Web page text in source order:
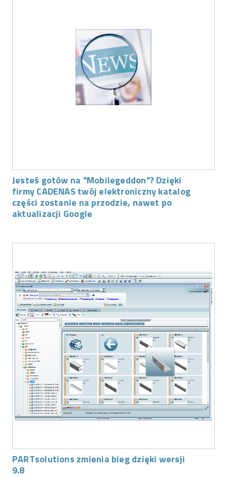
Jesteś gotów na "Mobilegeddon"? Dzięki
firmy CADENAS twój elektroniczny katalog
części zostanie na przodzie, nawet po
aktualizacji Google
PARTsolutions zmienia bieg dzięki wersji
9.8